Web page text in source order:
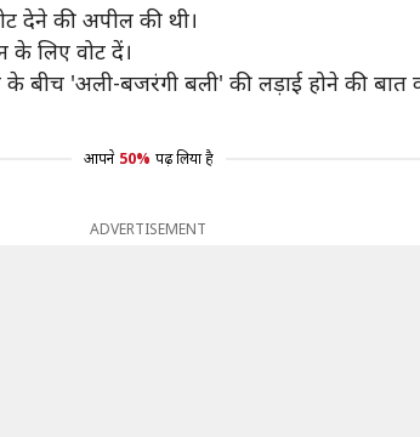
देने की अपील की थी।
के लिए वोट दें।
बीच 'अली-बजरंगी बली' की लड़ाई होने की बात
आपने 50% पढ़ लिया है
ADVERTISEMENT